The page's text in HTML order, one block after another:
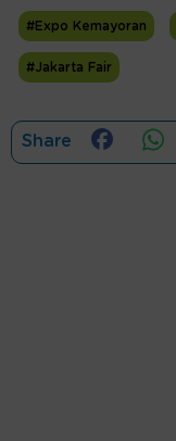
#Expo Kemayoran
#Jakarta Fair
Share